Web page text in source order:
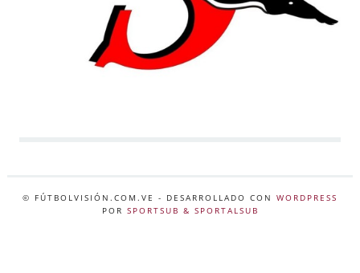
© FÚTBOLVISIÓN.COM.VE - DESARROLLADO CON WORDPRESS
POR SPORTSUB & SPORTALSUB